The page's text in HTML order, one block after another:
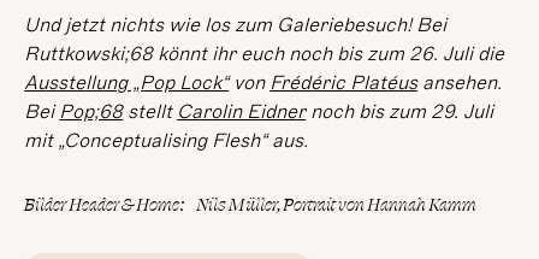
Und jetzt nichts wie los zum Galeriebesuch! Bei
Ruttkowski;68 könnt ihr euch noch bis zum 26. Juli die
Ausstellung „Pop Lock“von Frédéric Platéusansehen.
Bei Pop;68stellt Carolin Eidnernoch bis zum 29. Juli
mit „Conceptualising Flesh“ aus.
Bilder Header & Home: Nils Müller, Portrait von Hannah Kamm